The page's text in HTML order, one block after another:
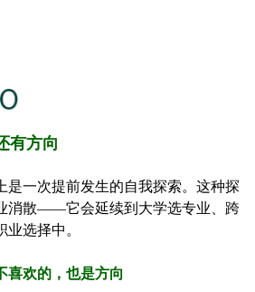
有方向
是一次提前发生的自我探索。这种探
消散——它会延续到大学选专业、跨
选择中。
喜欢的，也是方向